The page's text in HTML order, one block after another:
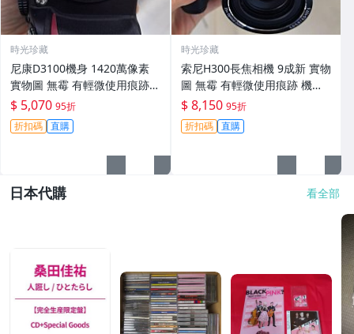
時光珍藏
尼康D3100機身 1420萬像素
實物圖 無霉 有輕微使用痕跡
機身原裝 無拆修無翻新 臨-34
3
$ 5,070 95折
折扣碼 直購
時光珍藏
索尼H300長焦相機 9成新 實物
圖 無霉 有輕微使用痕跡 機身
鏡頭原裝 無拆修無翻新-3430
$ 8,150 95折
折扣碼 直購
日本代購 看全部